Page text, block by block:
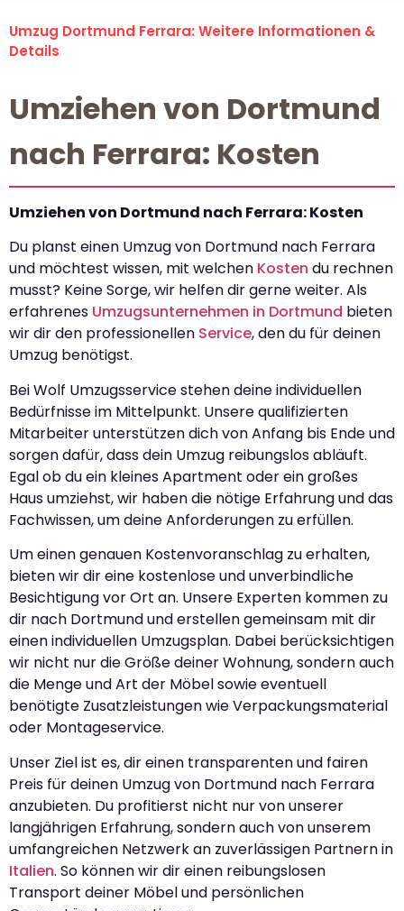
Umzug Dortmund Ferrara: Weitere Informationen &
Details
Umziehen von Dortmund
nach Ferrara: Kosten
Umziehen von Dortmund nach Ferrara: Kosten
Du planst einen Umzug von Dortmund nach Ferrara
und möchtest wissen, mit welchen Kosten du rechnen
musst? Keine Sorge, wir helfen dir gerne weiter. Als
erfahrenes Umzugsunternehmen in Dortmund bieten
wir dir den professionellen Service, den du für deinen
Umzug benötigst.
Bei Wolf Umzugsservice stehen deine individuellen
Bedürfnisse im Mittelpunkt. Unsere qualifizierten
Mitarbeiter unterstützen dich von Anfang bis Ende und
sorgen dafür, dass dein Umzug reibungslos abläuft.
Egal ob du ein kleines Apartment oder ein großes
Haus umziehst, wir haben die nötige Erfahrung und das
Fachwissen, um deine Anforderungen zu erfüllen.
Um einen genauen Kostenvoranschlag zu erhalten,
bieten wir dir eine kostenlose und unverbindliche
Besichtigung vor Ort an. Unsere Experten kommen zu
dir nach Dortmund und erstellen gemeinsam mit dir
einen individuellen Umzugsplan. Dabei berücksichtigen
wir nicht nur die Größe deiner Wohnung, sondern auch
die Menge und Art der Möbel sowie eventuell
benötigte Zusatzleistungen wie Verpackungsmaterial
oder Montageservice.
Unser Ziel ist es, dir einen transparenten und fairen
Preis für deinen Umzug von Dortmund nach Ferrara
anzubieten. Du profitierst nicht nur von unserer
langjährigen Erfahrung, sondern auch von unserem
umfangreichen Netzwerk an zuverlässigen Partnern in
Italien. So können wir dir einen reibungslosen
Transport deiner Möbel und persönlichen